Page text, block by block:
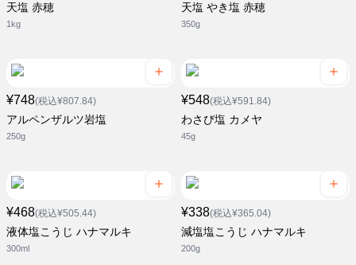
天塩 赤穂
1kg
天塩 やき塩 赤穂
350g
¥748(税込¥807.84)
アルペンザルツ岩塩
250g
¥548(税込¥591.84)
わさび塩 カメヤ
45g
¥468(税込¥505.44)
液体塩こうじ ハナマルキ
300ml
¥338(税込¥365.04)
減塩塩こうじ ハナマルキ
200g